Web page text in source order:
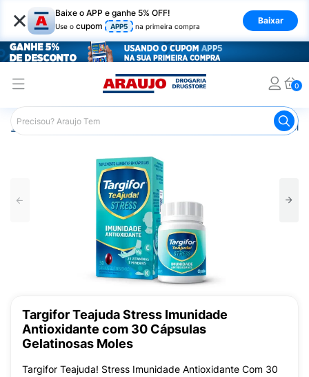
× Baixe o APP e ganhe 5% OFF!
Use o cupom APP5 na primeira compra
Baixar
0
Araujo Saúde e Bem Estar
Targifor Teajuda Stress Imunidade
Antioxidante com 30 Cápsulas
Gelatinosas Moles
Targifor Teajuda! Stress Imunidade Antioxidante Com 30